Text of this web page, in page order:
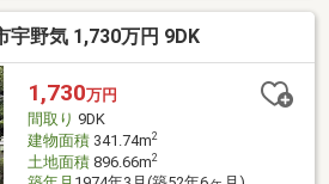
物干しなど「欲しかった設備」が最初
ワンランク上の暮らしを始められま
金（最大95万円）対象■新規見学予約
円分進呈（条件有）住むほどに愛着
地でご体感ください！
宇野気 1,730万円 9DK
1,730万円
間取り 9DK
建物面積341.74m2
土地面積896.66m2